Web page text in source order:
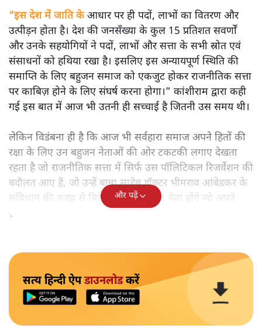
“इस देश में जाति केआधार पर ही पदों, लाभों का वितरण और
उत्पीड़न होता है। देश की जनसँख्या के कुल 15 प्रतिशत सवर्णों
और उनके सहयोगियों ने पदों, लाभों और सत्ता के सभी स्रोत एवं
संसाधनों को हथिया रखा है। इसलिए इस अन्यायपूर्ण स्थिति की
समाप्ति के लिए बहुजन समाज को एकजुट होकर राजनीतिक सत्ता
पर काबिज़ होने के लिए संघर्ष करना होगा।” कांशीराम द्वारा कही
गई इस बात में आज भी उतनी ही सच्चाई है जितनी उस समय थी।
लेकिन विडंबना ही है कि आज भी सर्वहारा समाज अपने हितों की
रक्षा के लिए उन बहुजन नेताओं की ओर टकटकी लगाए देखता
रहता है जो राजनीतिक सत्ता में सिर्फ उस पॉलिटिकल रिजर्वेशन की
बदौलत आए हैं, जो उन्हें बाबा साहेब डॉक्टर भीमराव आंबेडकर के
संविधान की वजह से मिला। ऐसे बहुत कम नेता होंगे जो अपने
समाज के मुद्दों को विधानसभाओं में और संसद में उठाते हैं।
और पढ़ें
सत्य हिन्दी ऐपडाउनलोडकरें